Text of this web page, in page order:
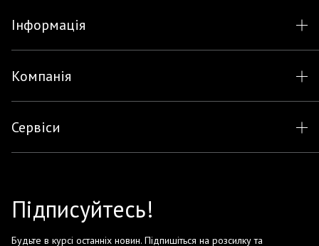
Інформація
Компанія
Сервіси
Підписуйтесь!
Будьте в курсі останніх новин. Підпишіться на розсилку та